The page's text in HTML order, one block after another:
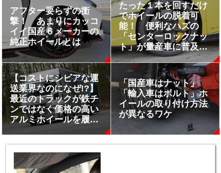
アフター要らずの衝
撃！ あまりにカッコ
イイ国産６メーカーの
純正ホイールとは
たった１本を回すだけ
でホイールの脱着可
能！ 便利なハズの
「センターロックナッ
ト」が量産車に普及し
ないワケ
【コストにシビアな運
送業界なのになぜ!?】
最近のトラックが鉄チ
ンではなく価格の高い
アルミホイールを履く
理由
「国産車はナット」
「輸入車はボルト」ホ
イールの取り付け方法
が異なるワケ